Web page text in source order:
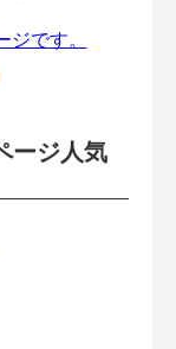
ージ人気